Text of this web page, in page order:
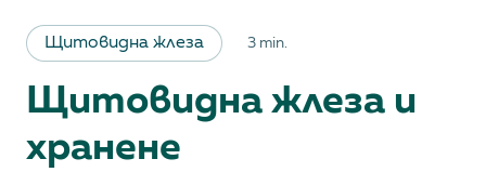
Щитовидна жлеза 3 min.
Щитовидна жлеза и
хранене